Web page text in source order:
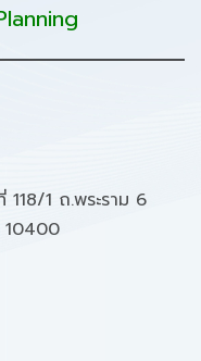
118/1 ถ.พระราม 6
10400